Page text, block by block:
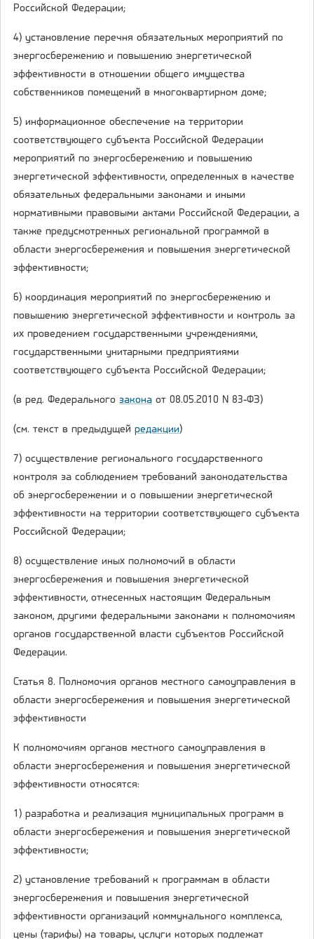
Российской Федерации;
4) установление перечня обязательных мероприятий по
энергосбережению и повышению энергетической
эффективности в отношении общего имущества
собственников помещений в многоквартирном доме;
5) информационное обеспечение на территории
соответствующего субъекта Российской Федерации
мероприятий по энергосбережению и повышению
энергетической эффективности, определенных в качестве
обязательных федеральными законами и иными
нормативными правовыми актами Российской Федерации, а
также предусмотренных региональной программой в
области энергосбережения и повышения энергетической
эффективности;
6) координация мероприятий по энергосбережению и
повышению энергетической эффективности и контроль за
их проведением государственными учреждениями,
государственными унитарными предприятиями
соответствующего субъекта Российской Федерации;
(в ред. Федерального закона от 08.05.2010 N 83-ФЗ)
(см. текст в предыдущей редакции)
7) осуществление регионального государственного
контроля за соблюдением требований законодательства
об энергосбережении и о повышении энергетической
эффективности на территории соответствующего субъекта
Российской Федерации;
8) осуществление иных полномочий в области
энергосбережения и повышения энергетической
эффективности, отнесенных настоящим Федеральным
законом, другими федеральными законами к полномочиям
органов государственной власти субъектов Российской
Федерации.
Статья 8. Полномочия органов местного самоуправления в
области энергосбережения и повышения энергетической
эффективности
К полномочиям органов местного самоуправления в
области энергосбережения и повышения энергетической
эффективности относятся:
1) разработка и реализация муниципальных программ в
области энергосбережения и повышения энергетической
эффективности;
2) установление требований к программам в области
энергосбережения и повышения энергетической
эффективности организаций коммунального комплекса,
цены (тарифы) на товары, услуги которых подлежат